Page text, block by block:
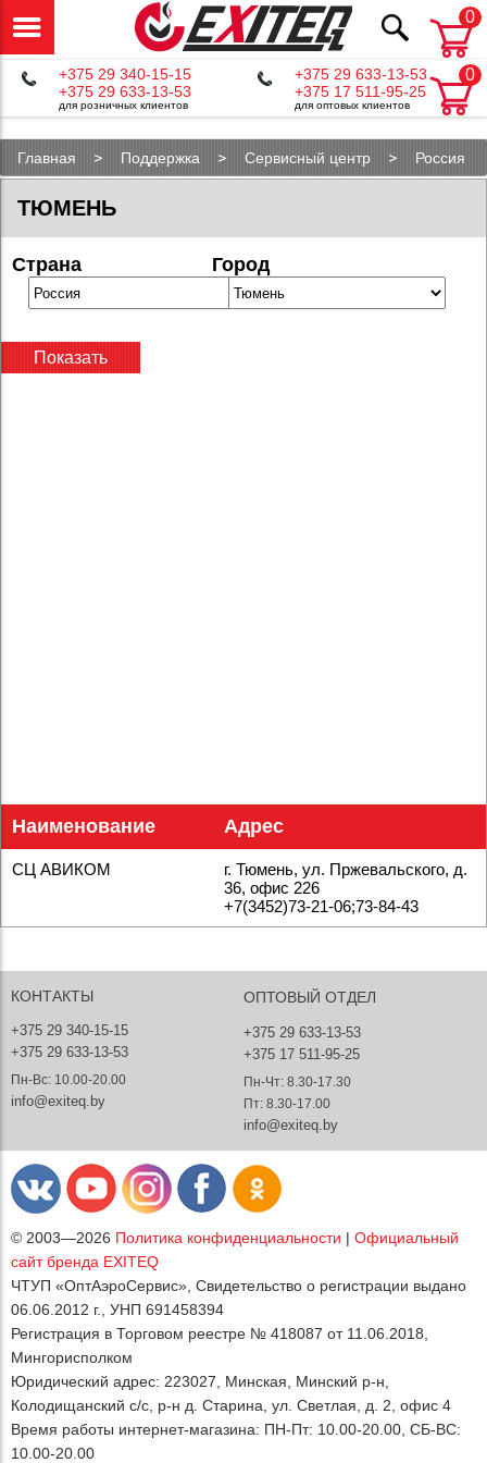
0
0
+375 29 340-15-15
+375 29 633-13-53
для розничных клиентов
+375 29 633-13-53
+375 17 511-95-25
для оптовых клиентов
Главная Поддержка Сервисный центр Россия
ТЮМЕНЬ
Страна Город
Показать
Наименование Адрес
СЦ АВИКОМ
г. Тюмень, ул. Пржевальского, д.
36, офис 226
+7(3452)73-21-06;73-84-43
КОНТАКТЫ
+375 29 340-15-15
+375 29 633-13-53
Пн-Вс: 10.00-20.00
info@exiteq.by
ОПТОВЫЙ ОТДЕЛ
+375 29 633-13-53
+375 17 511-95-25
Пн-Чт: 8.30-17.30
Пт: 8.30-17.00
info@exiteq.by
© 2003—2026 Политика конфиденциальности | Официальный
сайт бренда EXITEQ
ЧТУП «ОптАэроСервис», Свидетельство о регистрации выдано
06.06.2012 г., УНП 691458394
Регистрация в Торговом реестре № 418087 от 11.06.2018,
Мингорисполком
Юридический адрес: 223027, Минская, Минский р-н,
Колодищанский с/с, р-н д. Старина, ул. Светлая, д. 2, офис 4
Время работы интернет-магазина: ПН-Пт: 10.00-20.00, СБ-ВС:
10.00-20.00